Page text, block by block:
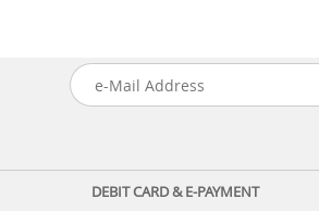
DEBIT CARD & E-PAYMENT